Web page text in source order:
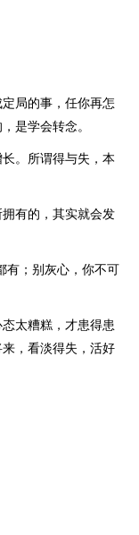
局的事，任你再怎
是学会转念。
。所谓得与失，本
有的，其实就会发
有；别灰心，你不可
太糟糕，才患得患
，看淡得失，活好